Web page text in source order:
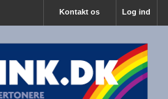
Log ind
Kontakt os